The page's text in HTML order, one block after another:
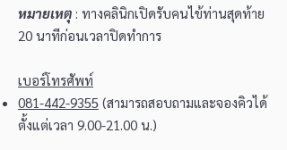
หมายเหตุ : ทางคลินิกเปิดรับคนไข้ท่านสุดท้าย
20 นาทีก่อนเวลาปิดทำการ
เบอร์โทรศัพท์
081-442-9355 (สามารถสอบถามและจองคิวได้
ตั้งแต่เวลา 9.00-21.00 น.)